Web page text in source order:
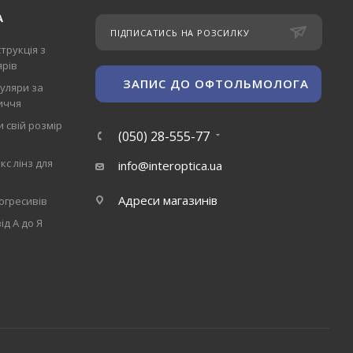
з
за
розмір
лінз для
А до Я
ПІДПИСАТИСЬ НА РОЗСИЛКУ
ЗАПИС ДО ОФТОЛЬМОЛОГА
(050) 28-555-77
info@interoptica.ua
Адреси магазинів